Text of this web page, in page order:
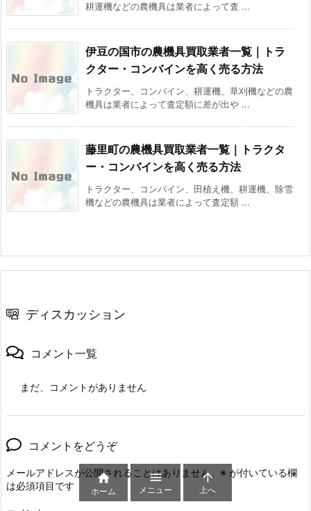
耕運機などの農機具は業者によって査 ...
伊豆の国市の農機具買取業者一覧｜トラ
クター・コンバインを高く売る方法
トラクター、コンバイン、耕運機、草刈機などの農
機具は業者によって査定額に差が出や ...
藤里町の農機具買取業者一覧｜トラクタ
ー・コンバインを高く売る方法
トラクター、コンバイン、田植え機、耕運機、除雪
機などの農機具は業者によって査定額 ...
ディスカッション
コメント一覧
まだ、コメントがありません
コメントをどうぞ
メールアドレスが公開されることはありません。 ※ が付いている欄
は必須項目です

ホーム

メニュー

上へ